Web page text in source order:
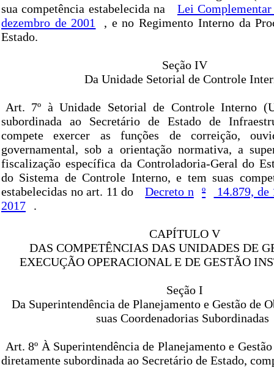
sua competência estabelecida na
Lei
dezembro de 2001
, e no Regimento Interno da
Estado.
Seção IV
Da Unidade Setorial de Controle
Art. 7º à Unidade Setorial de Controle Interno
subordinada ao Secretário de Estado de
compete exercer as funções de correição,
governamental, sob a orientação normativa, a
fiscalização específica da Controladoria-Geral do
do Sistema de Controle Interno, e tem suas
estabelecidas no art. 11 do
Decreto n º
14.879, de
2017
.
CAPÍTULO V
DAS COMPETÊNCIAS DAS UNIDADES DE
EXECUÇÃO OPERACIONAL E DE GESTÃO
Seção I
Da Superintendência de Planejamento e Gestão de
suas Coordenadorias Subordinadas
Art. 8º À Superintendência de Planejamento e
diretamente subordinada ao Secretário de Estado,